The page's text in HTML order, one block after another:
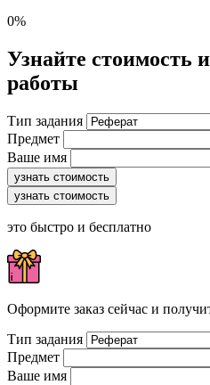
0%
Узнайте стоимость
работы
Тип задания
Предмет
Ваше имя
узнать стоимость
узнать стоимость
это быстро и бесплатно
Оформите заказ сейчас и
Тип задания
Предмет
Ваше имя